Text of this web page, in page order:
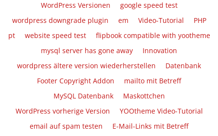
WordPress Versionen
google speed test
wordpress downgrade plugin
em Video-Tutorial
PHP
pt
website speed test
flipbook compatible with yootheme
mysql server has gone away
Innovation
wordpress ältere version wiederherstellen
Datenbank
Footer Copyright Addon
mailto mit Betreff
MySQL Datenbank
Maskottchen
WordPress vorherige Version
YOOtheme Video-Tutorial
email auf spam testen
E-Mail-Links mit Betreff